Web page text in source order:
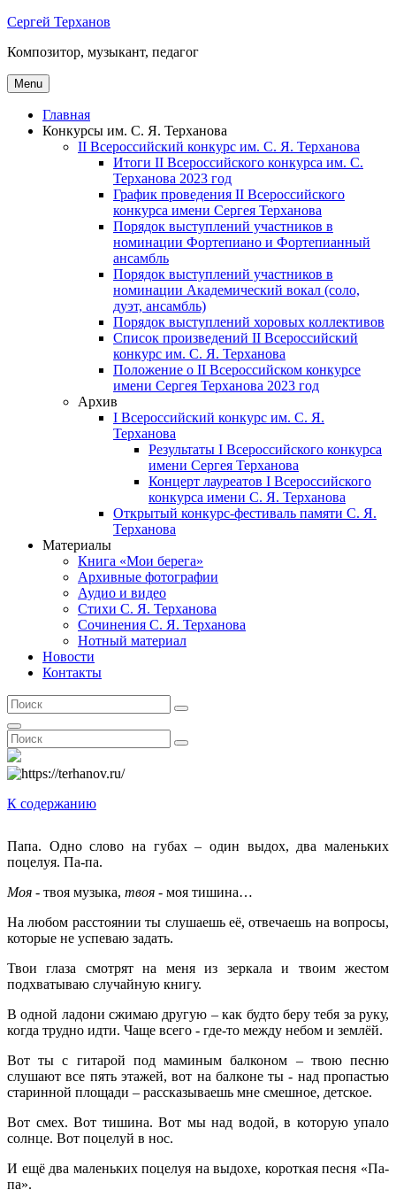
Skip
content
Сергей Терханов
Композитор, музыкант, педагог
Menu
Главная
Конкурсы им. С. Я. Терханова
II Всероссийский конкурс им. С. Я. Терханова
Итоги II Всероссийского конкурса им. С.
Терханова 2023 год
График проведения II Всероссийского
конкурса имени Сергея Терханова
Порядок выступлений участников в
номинации Фортепиано и Фортепианный
ансамбль
Порядок выступлений участников в
номинации Академический вокал (соло,
дуэт, ансамбль)
Порядок выступлений хоровых коллективов
Список произведений II Всероссийский
конкурс им. С. Я. Терханова
Положение о II Всероссийском конкурсе
имени Сергея Терханова 2023 год
Архив
I Всероссийский конкурс им. С. Я.
Терханова
Результаты I Всероссийского конкурса
имени Сергея Терханова
Концерт лауреатов I Всероссийского
конкурса имени С. Я. Терханова
Открытый конкурс-фестиваль памяти С. Я.
Терханова
Материалы
Книга «Мои берега»
Архивные фотографии
Аудио и видео
Стихи С. Я. Терханова
Сочинения С. Я. Терханова
Нотный материал
Новости
Контакты
Search
for:
Search
Search
Search
for:
Search
К содержанию
Папа. Одно слово на губах – один выдох, два маленьких
поцелуя. Па-па.
Моя - твоя музыка, твоя - моя тишина…
На любом расстоянии ты слушаешь её, отвечаешь на вопросы,
которые не успеваю задать.
Твои глаза смотрят на меня из зеркала и твоим жестом
подхватываю случайную книгу.
В одной ладони сжимаю другую – как будто беру тебя за руку,
когда трудно идти. Чаще всего - где-то между небом и землёй.
Вот ты с гитарой под маминым балконом – твою песню
слушают все пять этажей, вот на балконе ты - над пропастью
старинной площади – рассказываешь мне смешное, детское.
Вот смех. Вот тишина. Вот мы над водой, в которую упало
солнце. Вот поцелуй в нос.
И ещё два маленьких поцелуя на выдохе, короткая песня «Па-
па».